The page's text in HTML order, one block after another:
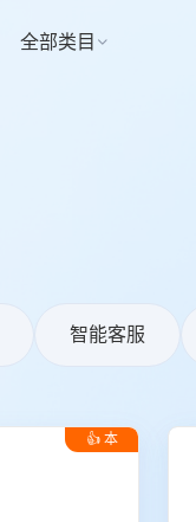
全部类目 
智能客服
👍 本